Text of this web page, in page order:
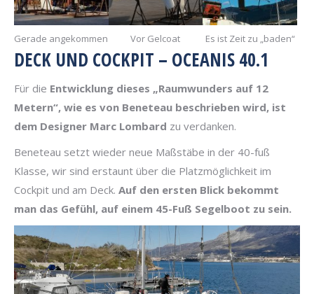
Gerade angekommen Vor Gelcoat Es ist Zeit zu „baden“
DECK UND COCKPIT – OCEANIS 40.1
Für die Entwicklung dieses „Raumwunders auf 12
Metern“, wie es von Beneteau beschrieben wird, ist
dem Designer Marc Lombard zu verdanken.
Beneteau setzt wieder neue Maßstäbe in der 40-fuß
Klasse, wir sind erstaunt über die Platzmöglichkeit im
Cockpit und am Deck. Auf den ersten Blick bekommt
man das Gefühl, auf einem 45-Fuß Segelboot zu sein.